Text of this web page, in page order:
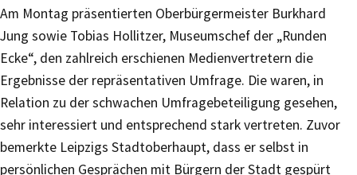
Am Montag präsentierten Oberbürgermeister Burkhard
Jung sowie Tobias Hollitzer, Museumschef der „Runden
Ecke“, den zahlreich erschienen Medienvertretern die
Ergebnisse der repräsentativen Umfrage. Die waren, in
Relation zu der schwachen Umfragebeteiligung gesehen,
sehr interessiert und entsprechend stark vertreten. Zuvor
bemerkte Leipzigs Stadtoberhaupt, dass er selbst in
persönlichen Gesprächen mit Bürgern der Stadt gespürt